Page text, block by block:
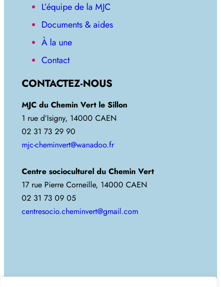
L’équipe de la MJC
Documents & aides
À la une
Contact
CONTACTEZ-NOUS
MJC du Chemin Vert le Sillon
1 rue d’Isigny, 14000 CAEN
02 31 73 29 90
mjc-cheminvert@wanadoo.fr
Centre socioculturel du Chemin Vert
17 rue Pierre Corneille, 14000 CAEN
02 31 73 09 05
centresocio.cheminvert@gmail.com